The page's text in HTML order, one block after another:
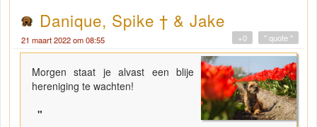
Danique, Spike † & Jake
21 maart 2022 om 08:55 " quote "
+0
Morgen staat je alvast een blije
hereniging te wachten!
"